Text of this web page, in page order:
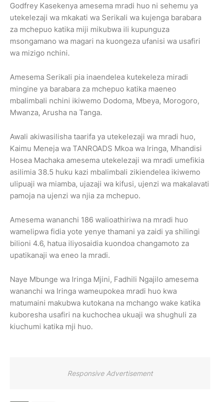
Godfrey Kasekenya amesema mradi huo ni sehemu ya
utekelezaji wa mkakati wa Serikali wa kujenga barabara
za mchepuo katika miji mikubwa ili kupunguza
msongamano wa magari na kuongeza ufanisi wa usafiri
wa mizigo nchini.
Amesema Serikali pia inaendelea kutekeleza miradi
mingine ya barabara za mchepuo katika maeneo
mbalimbali nchini ikiwemo Dodoma, Mbeya, Morogoro,
Mwanza, Arusha na Tanga.
Awali akiwasilisha taarifa ya utekelezaji wa mradi huo,
Kaimu Meneja wa TANROADS Mkoa wa Iringa, Mhandisi
Hosea Machaka amesema utekelezaji wa mradi umefikia
asilimia 38.5 huku kazi mbalimbali zikiendelea ikiwemo
ulipuaji wa miamba, ujazaji wa kifusi, ujenzi wa makalavati
pamoja na ujenzi wa njia za mchepuo.
Amesema wananchi 186 walioathiriwa na mradi huo
wamelipwa fidia yote yenye thamani ya zaidi ya shilingi
bilioni 4.6, hatua iliyosaidia kuondoa changamoto za
upatikanaji wa eneo la mradi.
Naye Mbunge wa Iringa Mjini, Fadhili Ngajilo amesema
wananchi wa Iringa wameupokea mradi huo kwa
matumaini makubwa kutokana na mchango wake katika
kuboresha usafiri na kuchochea ukuaji wa shughuli za
kiuchumi katika mji huo.
Responsive Advertisement